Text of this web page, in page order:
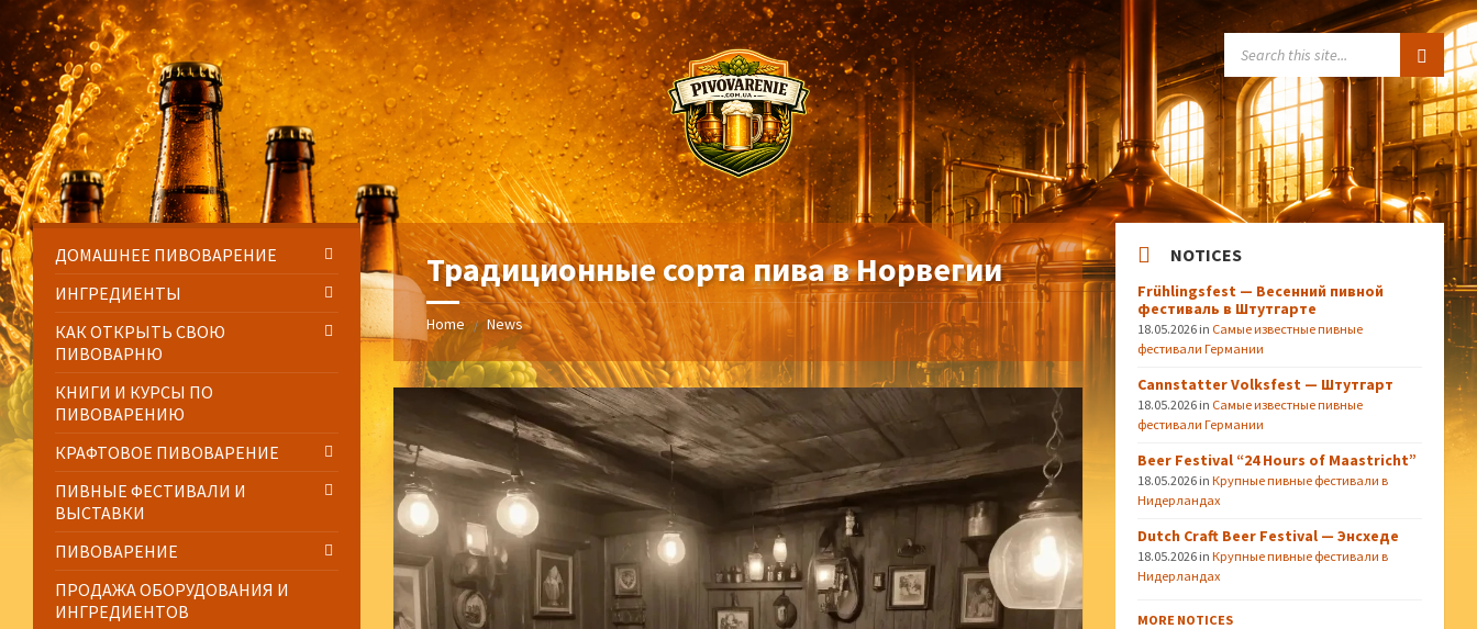
to
content
to
left
sidebar
to
right
sidebar
to
footer
Традиционные сорта пива в Норвегии
Home / News
ДОМАШНЕЕ ПИВОВАРЕНИЕ
ИНГРЕДИЕНТЫ
КАК ОТКРЫТЬ СВОЮ
ПИВОВАРНЮ
КНИГИ И КУРСЫ ПО
ПИВОВАРЕНИЮ
КРАФТОВОЕ ПИВОВАРЕНИЕ
ПИВНЫЕ ФЕСТИВАЛИ И
ВЫСТАВКИ
ПИВОВАРЕНИЕ
ПРОДАЖА ОБОРУДОВАНИЯ И
ИНГРЕДИЕНТОВ
NOTICES
Frühlingsfest — Весенний пивной
фестиваль в Штутгарте
18.05.2026 in Самые известные пивные
фестивали Германии
Cannstatter Volksfest — Штутгарт
18.05.2026 in Самые известные пивные
фестивали Германии
Beer Festival “24 Hours of Maastricht”
18.05.2026 inКрупные пивные фестивали в
Нидерландах
Dutch Craft Beer Festival — Энсхеде
18.05.2026 inКрупные пивные фестивали в
Нидерландах
MORE NOTICES